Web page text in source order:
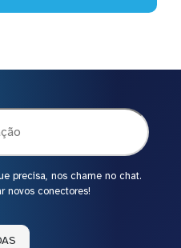
precisa, nos chame no chat.
novos conectores!